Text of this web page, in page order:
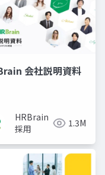
会社説明資料
HRBrain
採用
1.3M